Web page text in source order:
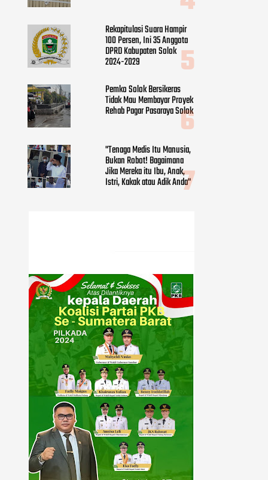
Rekapitulasi Suara Hampir
100 Persen, Ini 35 Anggota
DPRD Kabupaten Solok
2024-2029
Pemko Solok Bersikeras
Tidak Mau Membayar Proyek
Rehab Pagar Pasaraya Solok
"Tenaga Medis Itu Manusia,
Bukan Robot! Bagaimana
Jika Mereka itu Ibu, Anak,
Istri, Kakak atau Adik Anda"